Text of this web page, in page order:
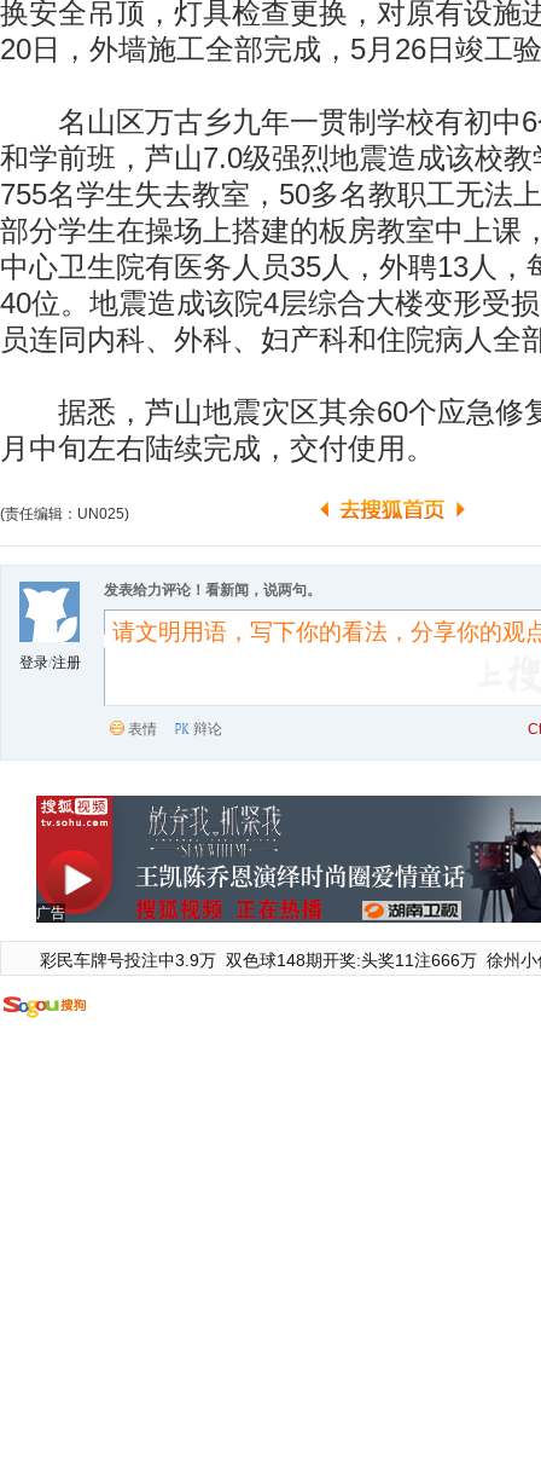
换安全吊顶，灯具检查更换，对原有设施
20日，外墙施工全部完成，5月26日竣工
名山区万古乡九年一贯制学校有初中6
和学前班，芦山7.0级强烈地震造成该校
755名学生失去教室，50多名教职工无法
部分学生在操场上搭建的板房教室中上课
中心卫生院有医务人员35人，外聘13人
40位。地震造成该院4层综合大楼变形受
员连同内科、外科、妇产科和住院病人全
据悉，芦山地震灾区其余60个应急修
月中旬左右陆续完成，交付使用。
(责任编辑：UN025)
登录/注册
发表给力评论！看新闻，说两句。
表情 辩论
广告
彩民车牌号投注中3.9万 双色球148期开奖:头奖11注666万 徐州